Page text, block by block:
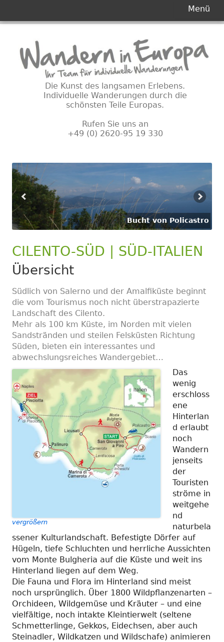
Inhalt
Die Kunst des langsamen Erlebens.
Individuelle Wanderungen durch die
schönsten Teile Europas.
Rufen Sie uns an
+49 (0) 2620-95 19 330
Menü
Bucht von Policastro
CILENTO-SÜD | SÜD-ITALIEN
Übersicht
Südlich von Salerno und der Amalfiküste beginnt
die vom Tourismus noch nicht überstrapazierte
Landschaft des Cilento.
Mehr als 100 km Küste, im Norden mit vielen
Sandstränden und steilen Felsküsten Richtung
Süden, bieten ein interessantes und
abwechslungsreiches Wandergebiet…
vergrößern
Das
wenig
erschloss
ene
Hinterlan
d erlaubt
noch
Wandern
jenseits
der
Touristen
ströme in
weitgehe
nd
naturbela
ssener Kulturlandschaft. Befestigte Dörfer auf
Hügeln, tiefe Schluchten und herrliche Aussichten
vom Monte Bulgheria auf die Küste und weit ins
Hinterland liegen auf dem Weg.
Die Fauna und Flora im Hinterland sind meist
noch ursprünglich. Über 1800 Wildpflanzenarten –
Orchideen, Wildgemüse und Kräuter – und eine
vielfältige, noch intakte Kleintierwelt (seltene
Schmetterlinge, Gekkos, Eidechsen, aber auch
Steinadler, Wildkatzen und Wildschafe) animieren